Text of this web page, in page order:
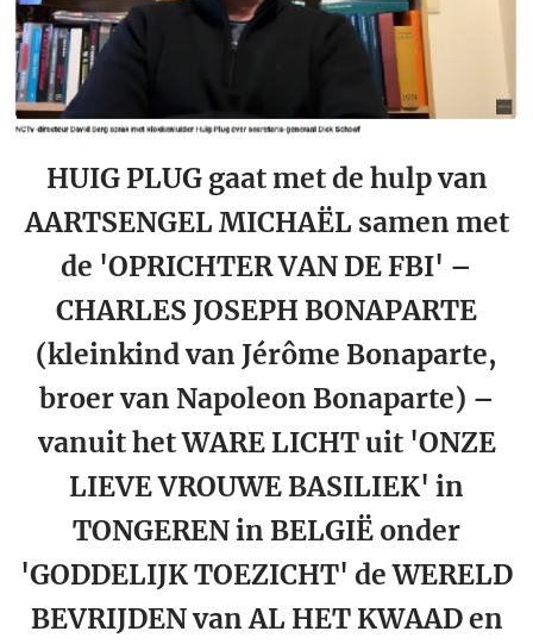
HUIG PLUG gaat met de hulp van
AARTSENGEL MICHAËL samen met
de 'OPRICHTER VAN DE FBI' –
CHARLES JOSEPH BONAPARTE
(kleinkind van Jérôme Bonaparte,
broer van Napoleon Bonaparte) –
vanuit het WARE LICHT uit 'ONZE
LIEVE VROUWE BASILIEK' in
TONGEREN in BELGIË onder
'GODDELIJK TOEZICHT' de WERELD
BEVRIJDEN van AL HET KWAAD en